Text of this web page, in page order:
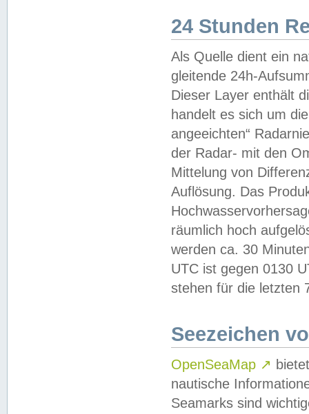
24 Stunden
Als Quelle dient ein
gleitende 24h-
Dieser Layer enthält
handelt es sich um
angeeichten“
der Radar- mit den
Mittelung von
Auflösung. Das
räumlich hoch
werden ca. 30
UTC ist gegen 0130
stehen für die letzten
Seezeichen
OpenSeaMap ↗
nautische
Seamarks sind